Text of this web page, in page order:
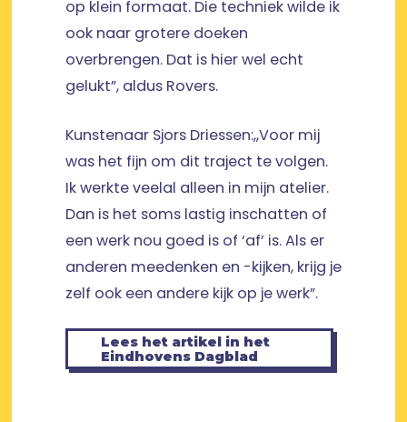
op klein formaat. Die techniek wilde ik
ook naar grotere doeken
overbrengen. Dat is hier wel echt
gelukt”, aldus Rovers.
Kunstenaar Sjors Driessen:,,Voor mij
was het fijn om dit traject te volgen.
Ik werkte veelal alleen in mijn atelier.
Dan is het soms lastig inschatten of
een werk nou goed is of ‘af’ is. Als er
anderen meedenken en -kijken, krijg je
zelf ook een andere kijk op je werk”.
Lees het artikel in het
Eindhovens Dagblad